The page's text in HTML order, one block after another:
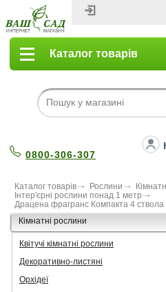
Каталог товарів
0800-306-307
Каталог товарів Рослини
Інтер'єрні рослини понад 1 метр
Драцена фрагранс Компакта 4 ствола
Кімнатні рослини
Квітучі кімнатні рослини
Декоративно-листяні
Орхідеї